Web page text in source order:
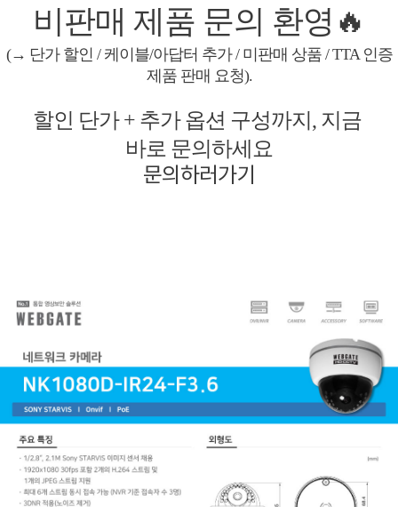
비판매 제품 문의 환영🔥
(→ 단가 할인 / 케이블/아답터 추가 / 미판매 상품 / TTA 인증
제품 판매 요청).
할인 단가 + 추가 옵션 구성까지, 지금
바로 문의하세요
문의하러가기